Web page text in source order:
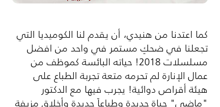
كما اعتدنا من هنيدي، أن يقدم لنا الكوميديا التي
تجعلنا في ضحكٍ مستمر في واحد من افضل
مسلسلات 2018! حياته البائسة كموظف من
عمال الإنارة لم تحرمه متعة تجربة الطباع على
هيئة أقراص دوائية! يجرب فيها مع الدكتور
"ماضي" حياة جديدة وطباعاً جديدة وأخلاق مزيفة